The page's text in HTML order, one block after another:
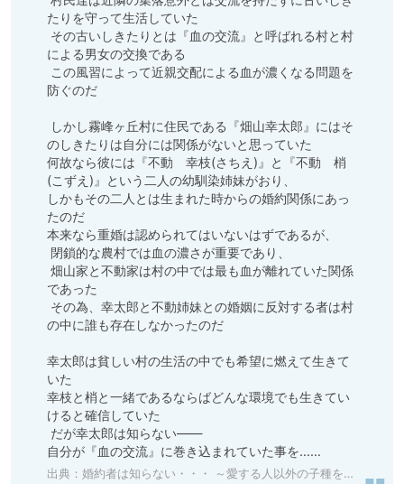
たりを守って生活していた
による男女の交換である
防ぐのだ
のしきたりは自分には関係がないと思っていた
何故なら彼には『不動　幸枝(さちえ)』と『不動　梢
(こずえ)』という二人の幼馴染姉妹がおり、
しかもその二人とは生まれた時からの婚約関係にあっ
たのだ
本来なら重婚は認められてはいないはずであるが、
であった
の中に誰も存在しなかったのだ
幸太郎は貧しい村の生活の中でも希望に燃えて生きて
いた
幸枝と梢と一緒であるならばどんな環境でも生きてい
けると確信していた
自分が『血の交流』に巻き込まれていた事を……
出典： 婚約者は知らない・・・ ～愛する人以外の子種を孕む運命となった姉妹達～ [まぐろ珈琲] | DLsite 同人 - R18